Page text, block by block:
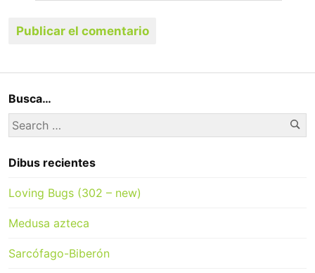
Busca…
Search
for:
Dibus recientes
Loving Bugs (302 – new)
Medusa azteca
Sarcófago-Biberón